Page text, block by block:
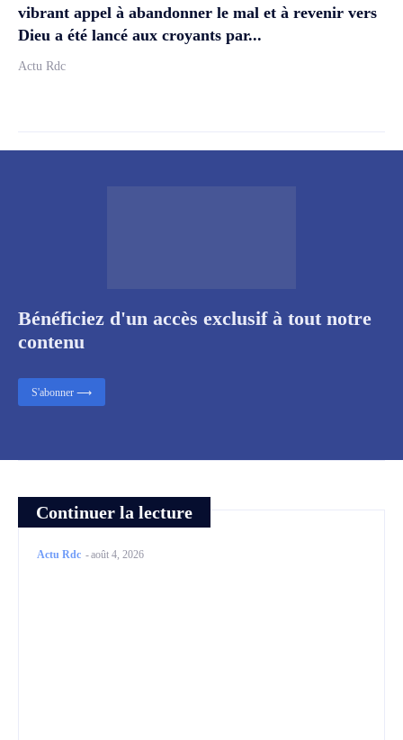
vibrant appel à abandonner le mal et à revenir vers
Dieu a été lancé aux croyants par...
Actu Rdc
Continuer la lecture
Actu Rdc -août 4, 2026
Bénéficiez d'un accès exclusif à tout notre
contenu
S'abonner ⟶